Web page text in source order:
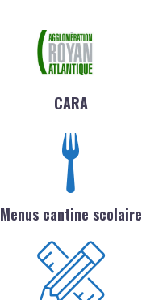
CARA
Menus cantine scolaire